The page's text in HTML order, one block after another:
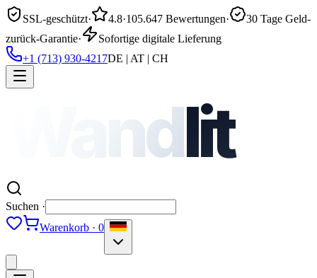
SSL-geschützt· 4.8·105.647 Bewertungen·
30 Tage Geld-
zurück-Garantie·
Sofortige digitale Lieferung
+1 (713) 930-4217DE | AT | CH
Wandlit
Suchen ·
Warenkorb · 0